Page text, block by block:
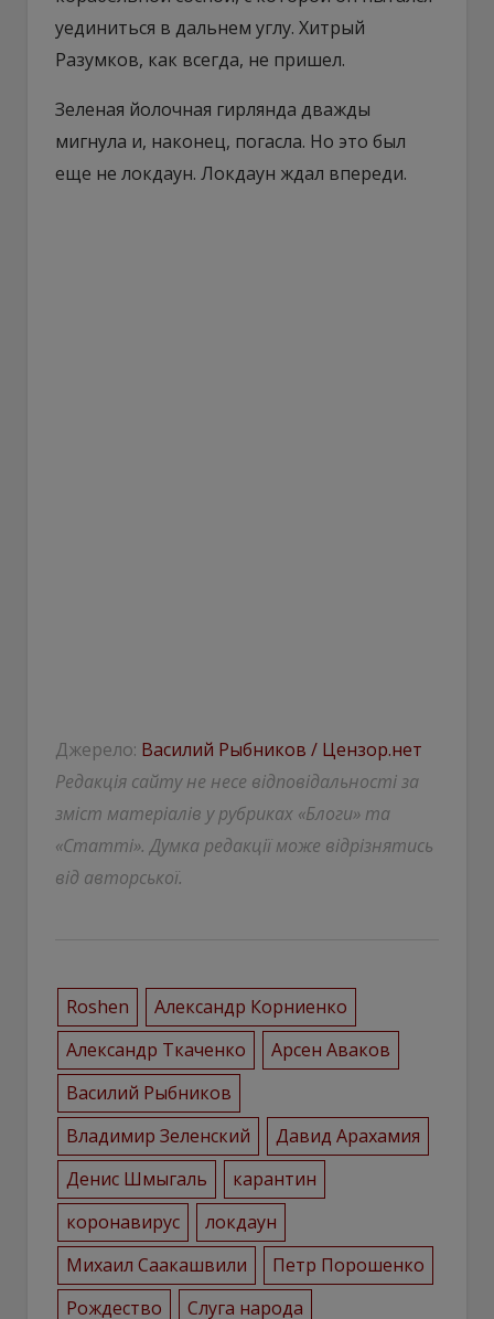
уединиться в дальнем углу. Хитрый
Разумков, как всегда, не пришел.
Зеленая йолочная гирлянда дважды
мигнула и, наконец, погасла. Но это был
еще не локдаун. Локдаун ждал впереди.
Джерело: Василий Рыбников / Цензор.нет
Редакція сайту не несе відповідальності за
зміст матеріалів у рубриках «Блоги» та
«Статті». Думка редакції може відрізнятись
від авторської.
Roshen
Александр Корниенко
Александр Ткаченко
Арсен Аваков
Василий Рыбников
Владимир Зеленский
Давид Арахамия
Денис Шмыгаль
карантин
коронавирус
локдаун
Михаил Саакашвили
Петр Порошенко
Рождество
Слуга народа